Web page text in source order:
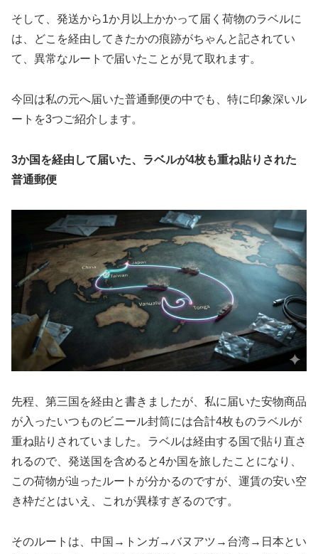
そして、発送から1か月以上かかって届く荷物のラベルに
は、どこを経由してきたかの痕跡がちゃんと記されてい
て、異常なルートで届いたことが見て取れます。
今回は私の元へ届いた普通郵便の中でも、特に印象深いル
ートを3つご紹介します。
3か国を経由して届いた、ラベルが4枚も重ね貼りされた
普通郵便
先程、第三国を経由と書きましたが、私に届いた安物商品
が入ったいつものビニール封筒には合計4枚ものラベルが
重ね貼りされていました。ラベルは経由する国で貼り直さ
れるので、発送国を含めると4か国を旅したことになり、
この荷物が辿ったルートが分かるのですが、運賃の安い空
き枠だとはいえ、これが異様すぎるのです。
そのルートは、中国→トンガ→バヌアツ→台湾→日本とい